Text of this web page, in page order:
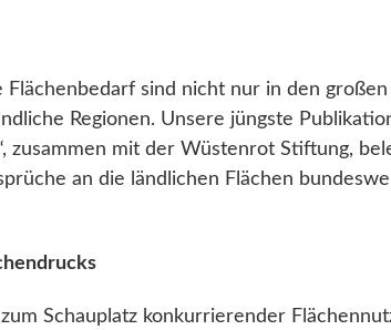
sind nicht nur in den
Regionen. Unsere jüngste
zusammen mit der Wüstenrot Stiftung,
an die ländlichen Flächen
Schauplatz konkurrierender